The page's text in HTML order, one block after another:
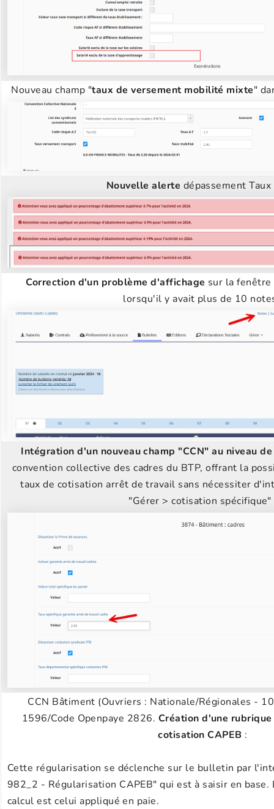
Nouveau champ "taux de versement mobilité mixte"
Nouvelle alerte dépassement Taux
Correction d'un problème d'affichage sur la
lorsqu'il y avait plus de 10
Intégration d'un nouveau champ "CCN" au niveau
convention collective des cadres du BTP, offrant la
taux de cotisation arrêt de travail sans nécessiter
"Gérer > cotisation spécifique"
CCN Bâtiment (Ouvriers : Nationale/Régionales -
1596/Code Openpaye 2826. Création d'une
cotisation CAPEB :
Cette régularisation se déclenche sur le bulletin par
982_2 - Régularisation CAPEB" qui est à saisir en
calcul est celui appliqué en paie.